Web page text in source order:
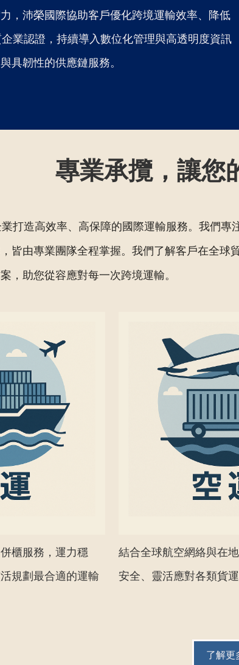
，沛榮國際協助客戶優化跨境運輸效率、降低
業認證，持續導入數位化管理與高透明度資訊
具韌性的供應鏈服務。
專業承攬，讓您
打造高效率、高保障的國際運輸服務。我們專
皆由專業團隊全程掌握。我們了解客戶在全
，助您從容應對每一次跨境運輸。
櫃服務，運力穩
規劃最合適的運輸
結合全球航空網絡與在
安全、靈活應對各類貨
了解更